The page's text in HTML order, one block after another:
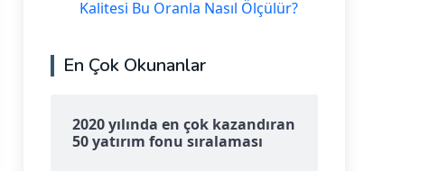
Kalitesi Bu Oranla Nasıl Ölçülür?
En Çok Okunanlar
2020 yılında en çok kazandıran
50 yatırım fonu sıralaması